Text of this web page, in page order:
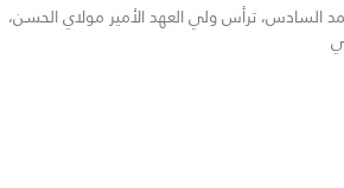
السادس، ترأس ولي العهد الأمير مولاي الحسن،